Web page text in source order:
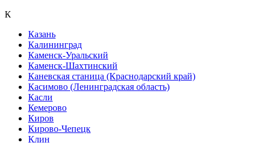
К
Казань
Калининград
Каменск-Уральский
Каменск-Шахтинский
Каневская станица (Краснодарский край)
Касимово (Ленинградская область)
Касли
Кемерово
Киров
Кирово-Чепецк
Клин